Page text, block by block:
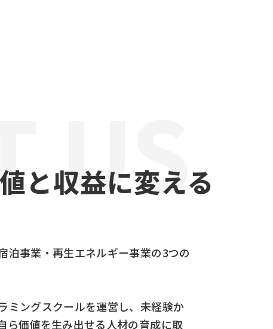
US
と収益に変える
泊事業・再生エネルギー事業の3つの
ミングスクールを運営し、未経験か
ら価値を生み出せる人材の育成に取